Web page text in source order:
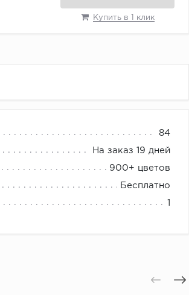
Купить в 1 клик
84
На заказ 19 дней
900+ цветов
Бесплатно